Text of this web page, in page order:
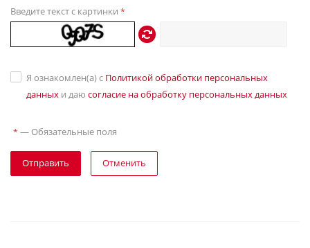
Введите текст с картинки *
Я ознакомлен(а) с Политикой обработки персональных
данных и даю согласие на обработку персональных данных
* — Обязательные поля
Отправить Отменить